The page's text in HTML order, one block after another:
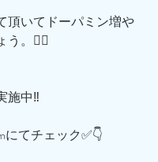
頂いてドーパミン増や
う。🙋‍♂️
施中‼️
にてチェック✅👇